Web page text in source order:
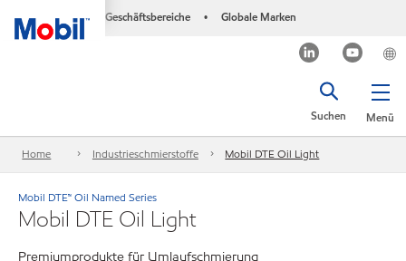
Geschäftsbereiche • Globale Marken
Menü
Suchen
Home Industrieschmierstoffe Mobil DTE Oil Light
Mobil DTE™ Oil Named Series
Mobil DTE Oil Light
Premiumprodukte für Umlaufschmierung